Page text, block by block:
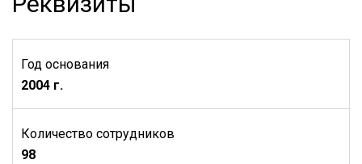
Год основания
2004 г.
Количество сотрудников
98